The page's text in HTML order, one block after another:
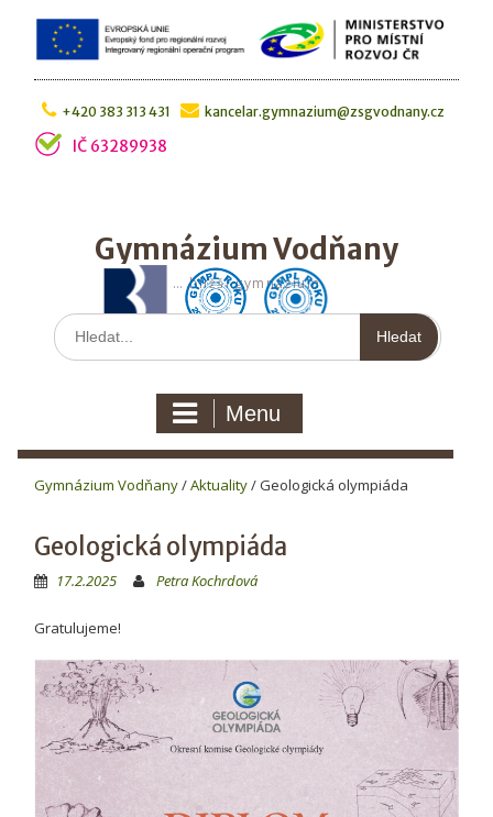
Skip
content
+420 383 313 431 kancelar.gymnazium@zsgvodnany.cz
IČ 63289938
Gymnázium Vodňany
… bližší gymnázium
Hledat:
Menu
Gymnázium Vodňany/Aktuality/Geologická olympiáda
Geologická olympiáda
17.2.2025 Petra Kochrdová
Gratulujeme!